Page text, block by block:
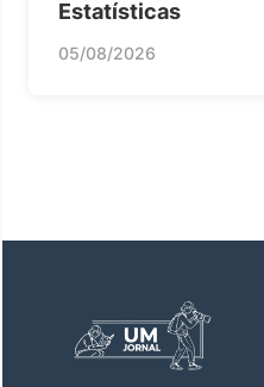
Estatísticas
05/08/2026